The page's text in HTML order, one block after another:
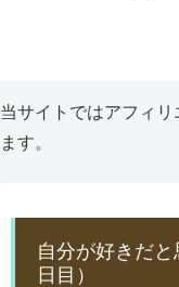
当サイトではアフィ
ます。
自分が好きだ
日目）